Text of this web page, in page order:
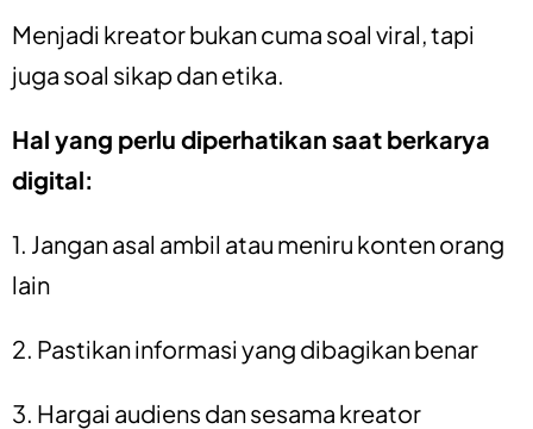
Menjadi kreator bukan cuma soal viral, tapi
juga soal sikap dan etika.
Hal yang perlu diperhatikan saat berkarya
digital:
1. Jangan asal ambil atau meniru konten orang
lain
2. Pastikan informasi yang dibagikan benar
3. Hargai audiens dan sesama kreator